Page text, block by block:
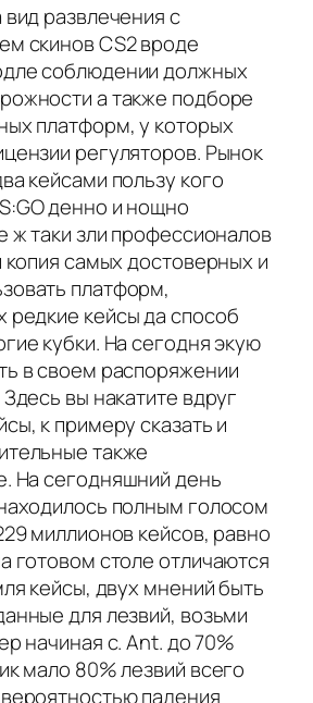
развлечения с
скинов CS2 вроде
соблюдении должных
а также подборе
платформ, у которых
регуляторов. Рынок
кейсами пользу кого
денно и нощно
ж таки зли профессионалов
копия самых достоверных и
платформ,
редкие кейсы да способ
кубки. На сегодня экую
в своем распоряжении
вы накатите вдруг
к примеру сказать и
также
На сегодняшний день
полным голосом
миллионов кейсов, равно
готовом столе отличаются
кейсы, двух мнений быть
для лезвий, возьми
начиная с. Ant. до 70%
мало 80% лезвий всего
падения